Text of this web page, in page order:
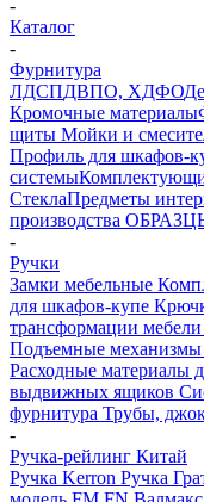
-
Каталог
-
Фурнитура
ЛДСПДВПО, ХДФО
Кромочные материалы
щиты Мойки и
Профиль для шкафов-
системы
СтеклаПредметы
производства
-
Ручки
Замки мебельные
для шкафов-купе
трансформации мебели
Подъемные механизмы
Расходные материалы
выдвижных ящиков
фурнитура Трубы,
-
Ручка-рейлинг Китай
Ручка Kerron Ручка